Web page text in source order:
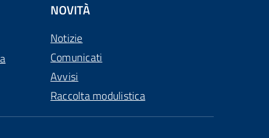
NOVITÀ
Notizie
Comunicati
Avvisi
Raccolta modulistica